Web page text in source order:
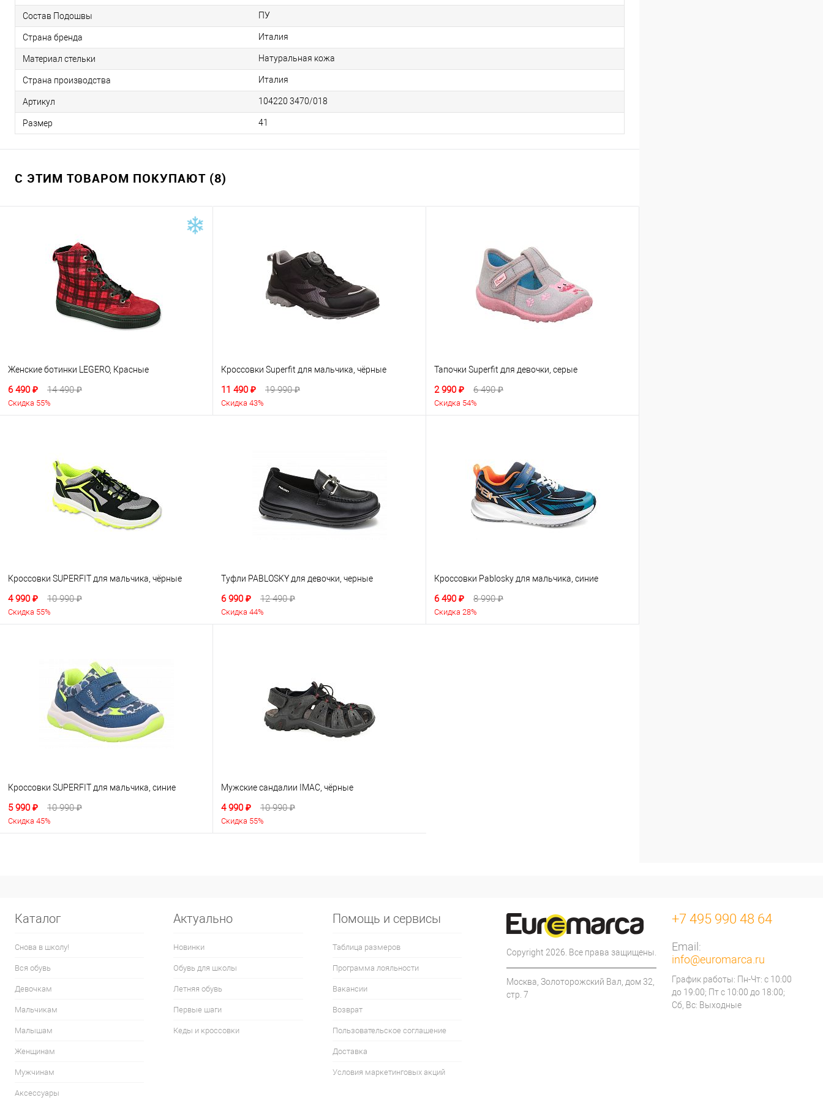
Состав Подошвы ПУ
Страна бренда Италия
Материал стельки Натуральная кожа
Страна производства Италия
Артикул 104220 3470/018
Размер 41
С ЭТИМ ТОВАРОМ ПОКУПАЮТ (8)
Женские ботинки LEGERO, Красные
6 490 ₽ 14 490 ₽
Скидка 55%
Кроссовки Superfit для мальчика, чёрные
11 490 ₽ 19 990 ₽
Скидка 43%
Тапочки Superfit для девочки, серые
2 990 ₽ 6 490 ₽
Скидка 54%
Кроссовки SUPERFIT для мальчика, чёрные
4 990 ₽ 10 990 ₽
Скидка 55%
Туфли PABLOSKY для девочки, черные
6 990 ₽ 12 490 ₽
Скидка 44%
Кроссовки Pablosky для мальчика, синие
6 490 ₽ 8 990 ₽
Скидка 28%
Кроссовки SUPERFIT для мальчика, синие
5 990 ₽ 10 990 ₽
Скидка 45%
Мужские сандалии IMAC, чёрные
4 990 ₽ 10 990 ₽
Скидка 55%
Каталог
Снова в школу!
Вся обувь
Девочкам
Мальчикам
Малышам
Женщинам
Мужчинам
Аксессуары
Актуально
Новинки
Обувь для школы
Летняя обувь
Первые шаги
Кеды и кроссовки
Помощь и сервисы
Таблица размеров
Программа лояльности
Вакансии
Возврат
Пользовательское соглашение
Доставка
Условия маркетинговых акций
Copyright 2026. Все права защищены.
Москва, Золоторожский Вал, дом 32,
стр. 7
+7 495 990 48 64
Email:
info@euromarca.ru
График работы: Пн-Чт: с 10:00
до 19:00; Пт с 10:00 до 18:00;
Сб, Вс: Выходные